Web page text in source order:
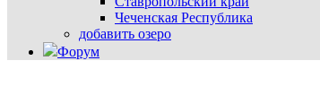
Чеченская Республика
добавить озеро
Форум